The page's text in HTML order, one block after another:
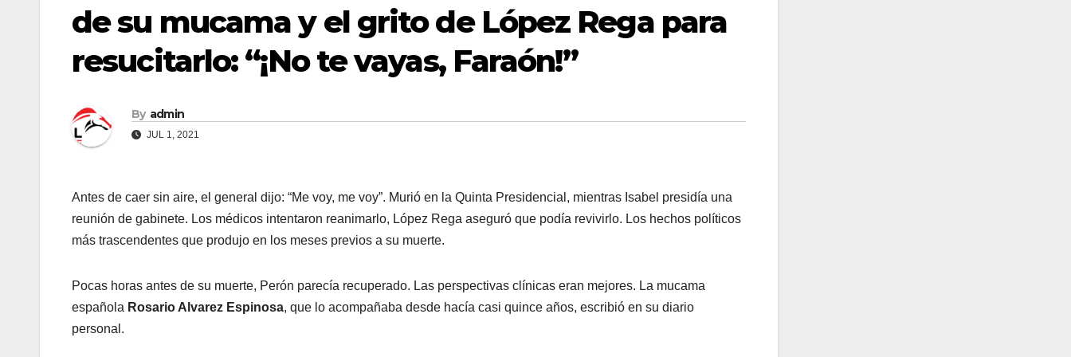
de su mucama y el grito de López Rega para
resucitarlo: “¡No te vayas, Faraón!”
By admin
JUL 1, 2021
Antes de caer sin aire, el general dijo: “Me voy, me voy”. Murió en la Quinta Presidencial, mientras Isabel presidía una
reunión de gabinete. Los médicos intentaron reanimarlo, López Rega aseguró que podía revivirlo. Los hechos políticos
más trascendentes que produjo en los meses previos a su muerte.
Pocas horas antes de su muerte, Perón parecía recuperado. Las perspectivas clínicas eran mejores. La mucama
española Rosario Alvarez Espinosa, que lo acompañaba desde hacía casi quince años, escribió en su diario
personal.